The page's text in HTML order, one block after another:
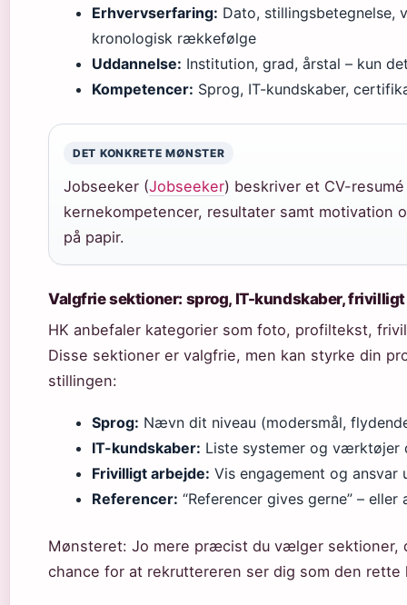
Erhvervserfaring: Dato, stillingsbetegnelse,
kronologisk rækkefølge
Uddannelse: Institution, grad, årstal – kun
Kompetencer: Sprog, IT-kundskaber,
DET KONKRETE MØNSTER
Jobseeker (Jobseeker) beskriver et CV-
kernekompetencer, resultater samt motivation
på papir.
Valgfrie sektioner: sprog, IT-kundskaber,
HK anbefaler kategorier som foto, profiltekst,
Disse sektioner er valgfrie, men kan styrke din
stillingen:
Sprog: Nævn dit niveau (modersmål,
IT-kundskaber: Liste systemer og værktøjer
Frivilligt arbejde: Vis engagement og ansvar
Referencer: “Referencer gives gerne” –
Mønsteret: Jo mere præcist du vælger sektioner,
chance for at rekruttereren ser dig som den rette